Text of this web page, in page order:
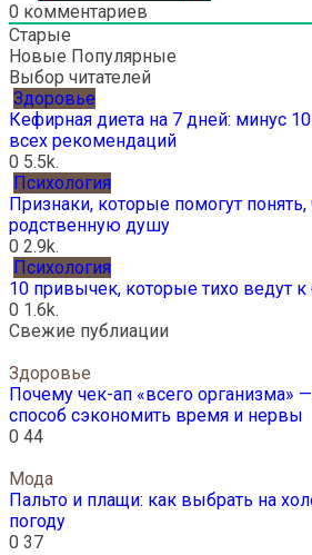
0 комментариев
Старые
Новые Популярные
Выбор читателей
Здоровье
Кефирная диета на 7 дней: минус
всех рекомендаций
0 5.5k.
Психология
Признаки, которые помогут
родственную душу
0 2.9k.
Психология
10 привычек, которые тихо ведут к
0 1.6k.
Свежие публиации
Здоровье
Почему чек-ап «всего организма»
способ сэкономить время и нервы
0 44
Мода
Пальто и плащи: как выбрать на
погоду
0 37